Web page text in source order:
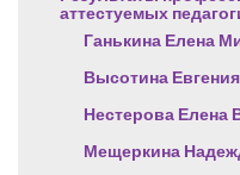
аттестуемых
Ганькина Елена
Высотина
Нестерова Елена
Мещеркина